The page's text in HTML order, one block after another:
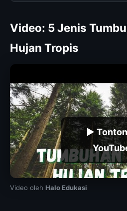
Video: 5 Jenis
Hujan Tropis
▶
Video oleh Halo Edukasi